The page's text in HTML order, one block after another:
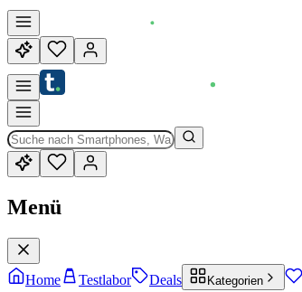
Menü
Home Testlabor Deals Kategorien